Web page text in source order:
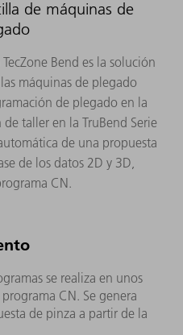
de máquinas de
Bend es la solución
máquinas de plegado
de plegado en la
taller en la TruBend Serie
de una propuesta
de los datos 2D y 3D,
CN.
se realiza en unos
CN. Se genera
de pinza a partir de la